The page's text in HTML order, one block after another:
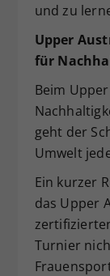
und zu
Upper
für
Beim
geht der
Umwelt
Ein kurzer
das Upper
Turnier